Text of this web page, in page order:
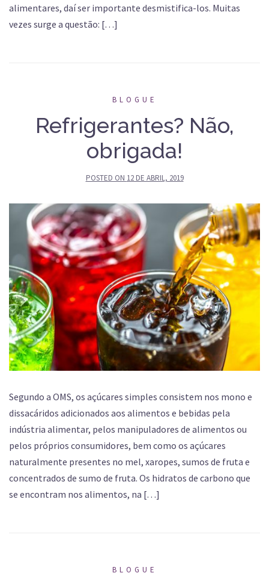
alimentares, daí ser importante desmistifica-los. Muitas
vezes surge a questão: […]
BLOGUE
Refrigerantes? Não,
obrigada!
POSTED ON 12 DE ABRIL, 2019
Segundo a OMS, os açúcares simples consistem nos mono e
dissacáridos adicionados aos alimentos e bebidas pela
indústria alimentar, pelos manipuladores de alimentos ou
pelos próprios consumidores, bem como os açúcares
naturalmente presentes no mel, xaropes, sumos de fruta e
concentrados de sumo de fruta. Os hidratos de carbono que
se encontram nos alimentos, na […]
BLOGUE